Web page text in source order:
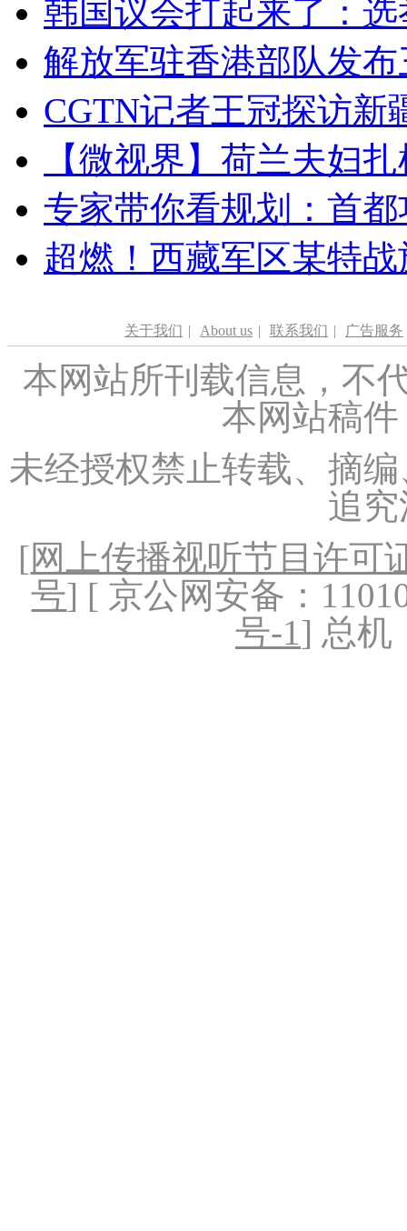
韩国议会打起来了：
解放军驻香港部队发
CGTN记者王冠探访新
【微视界】荷兰夫妇
专家带你看规划：首
超燃！西藏军区某特
关于我们 | About us | 联系我们 | 广告服务
本网站所刊载信息，不
本网站稿
未经授权禁止转载、摘
追
[网上传播视听节目许可
号] [ 京公网安备：
号-1] 总机